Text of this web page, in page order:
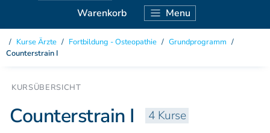
Warenkorb
Menu
KURSE ÄRZTE
Grundkurs Modul 3
Grundkurs Modul 4
Kurse Ärzte / Fortbildung - Osteopathie / Grundprogramm /
Counterstrain I
Counterstrain I 4 Kurse